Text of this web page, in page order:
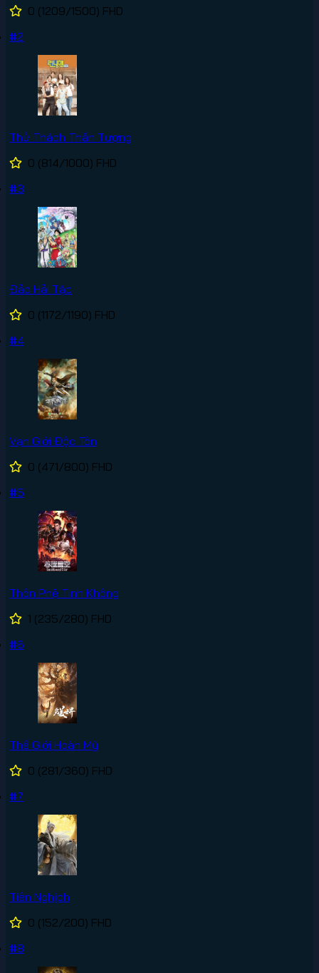
0 (1209/1500) FHD
#2
Thử Thách Thần Tượng
0 (814/1000) FHD
#3
Đảo Hải Tặc
0 (1172/1190) FHD
#4
Vạn Giới Độc Tôn
0 (471/800) FHD
#5
Thôn Phệ Tinh Không
1 (235/280) FHD
#6
Thế Giới Hoàn Mỹ
0 (281/360) FHD
#7
Tiên Nghịch
0 (152/200) FHD
#8